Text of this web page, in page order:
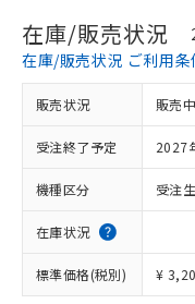
在庫/販売状況
在庫/販売状況 ご利用条
販売状況 販売
受注終了予定 2027
機種区分 受注
在庫状況
標準価格(税別) ¥